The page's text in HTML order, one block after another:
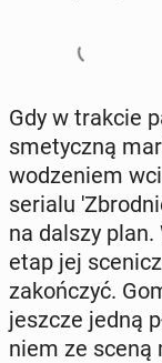
Gdy w trakcie
sme­tycz­ną
wo­dze­niem
serialu
na dalszy
etap jej
za­koń­czyć.
jeszcze jedną
niem ze sceną